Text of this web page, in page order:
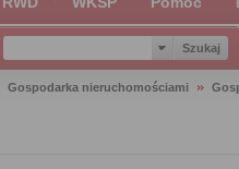
Gospodarka nieruchomościami